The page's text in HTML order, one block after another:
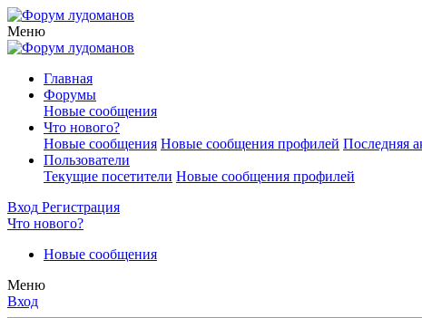
Меню
Главная
Форумы
Новые сообщения
Что нового?
Новые сообщения Новые сообщения профилей Последняя
Пользователи
Текущие посетители Новые сообщения профилей
Вход Регистрация
Что нового?
Новые сообщения
Меню
Вход